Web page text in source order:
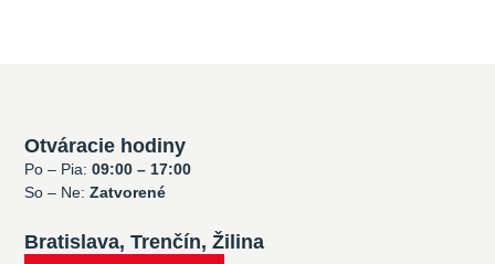
Otváracie hodiny
Po – Pia:09:00 – 17:00
So – Ne:Zatvorené
Bratislava, Trenčín, Žilina